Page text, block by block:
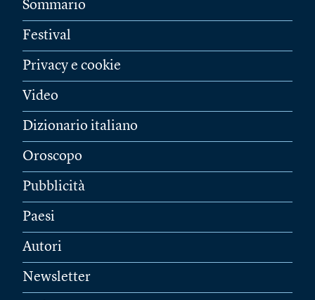
Sommario
Festival
Privacy e cookie
Video
Dizionario italiano
Oroscopo
Pubblicità
Paesi
Autori
Newsletter